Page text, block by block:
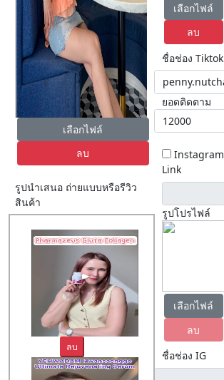
เลือกไฟล์
ลบ
รูปนำเสนอ ถ่ายแบบหรือรีวิว
สินค้า
ลบ
เลือกไฟล์
ลบ
ชื่อช่อง Tiktok
ยอดติดตาม
Instagram
Link
รูปโปรไฟล์
เลือกไฟล์
ลบ
ชื่อช่อง IG